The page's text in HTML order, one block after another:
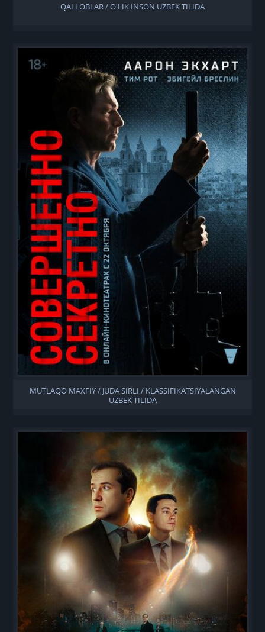
QALLOBLAR / O'LIK INSON UZBEK TILIDA
MUTLAQO MAXFIY / JUDA SIRLI / KLASSIFIKATSIYALANGAN
UZBEK TILIDA